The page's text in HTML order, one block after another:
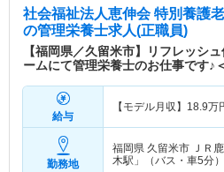
社会福祉法人恵伸会 特別養護
の管理栄養士求人(正職員)
【福岡県／久留米市】リフレッシ
ームにて管理栄養士のお仕事です♪
給与
【モデル月収】 18.9万
勤務地
福岡県 久留米市 ＪＲ
木駅」（バス・車5分）